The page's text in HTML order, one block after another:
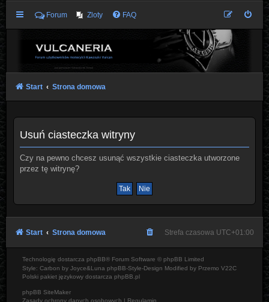
Forum Zloty FAQ
Start Strona domowa
Usuń ciasteczka witryny
Czy na pewno chcesz usunąć wszystkie ciasteczka utworzone
przez tę witrynę?
Start Strona domowa Strefa czasowa UTC+01:00
Technologię dostarcza phpBB® Forum Software © phpBB Limited
Style: Carbon by Joyce&Luna phpBB-Style-Design Modified by Przemo V22C
Polski pakiet językowy dostarcza phpBB.pl
phpBB SiteMaker
Zasady ochrony danych osobowych | Regulamin